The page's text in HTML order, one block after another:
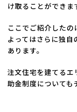
け取ることができま
ここでご紹介した
よってはさらに独自
あります。
注文住宅を建てる
助金制度についても